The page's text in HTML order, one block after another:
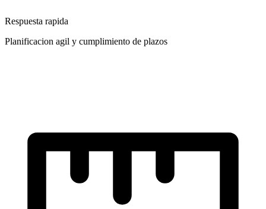
Respuesta rapida
Planificacion agil y cumplimiento de plazos